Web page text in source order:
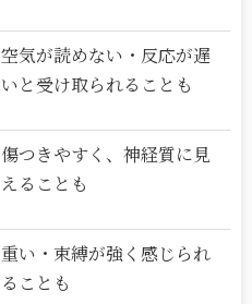
空気が読めない・反応が遅
いと受け取られることも
傷つきやすく、神経質に見
えることも
重い・束縛が強く感じられ
ることも